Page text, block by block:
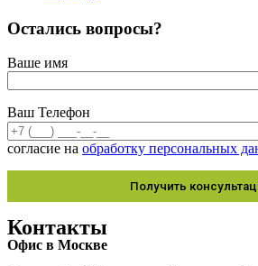
Остались вопросы?
Ваше имя
Ваш Телефон
согласие на обработку персональных
Контакты
Офис в Москве